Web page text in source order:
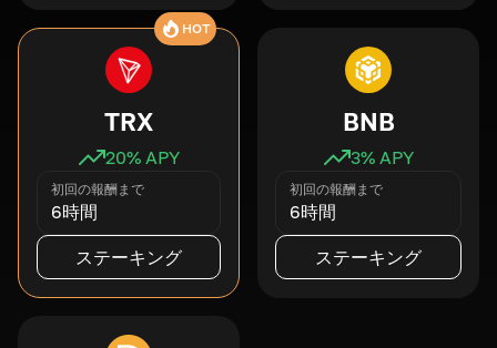
HOT
TRX
20% APY
初回の報酬まで
6時間
ステーキング
BNB
3% APY
初回の報酬まで
6時間
ステーキング